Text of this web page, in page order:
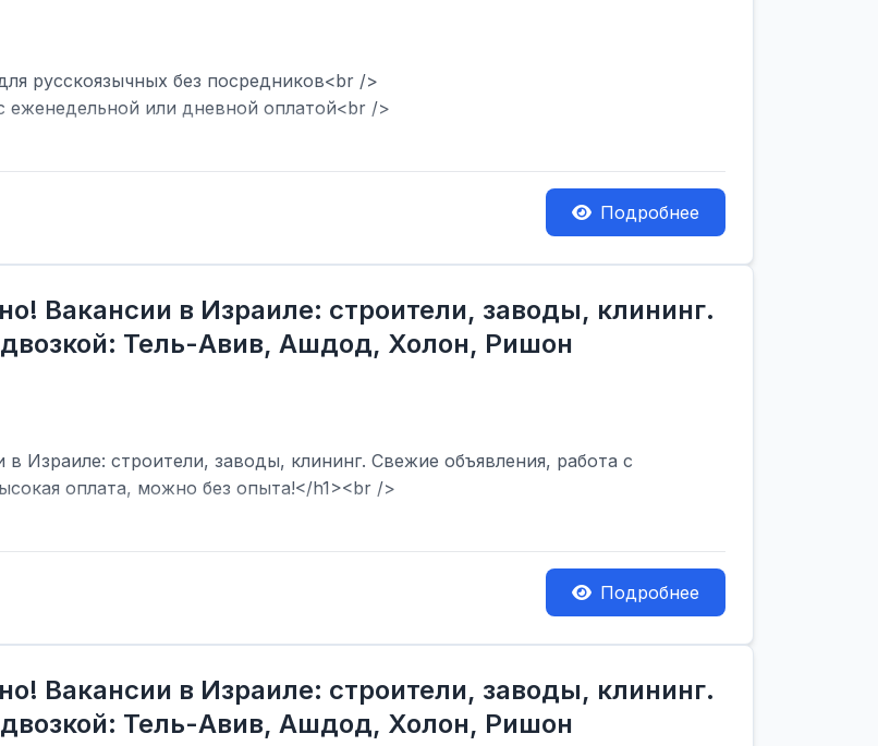
русскоязычных без посредников<br />
еженедельной или дневной оплатой<br />
Подробнее
Вакансии в Израиле: строители, заводы, клининг.
Тель-Авив, Ашдод, Холон, Ришон
Израиле: строители, заводы, клининг. Свежие объявления, работа с
оплата, можно без опыта!</h1><br />
Подробнее
Вакансии в Израиле: строители, заводы, клининг.
Тель-Авив, Ашдод, Холон, Ришон